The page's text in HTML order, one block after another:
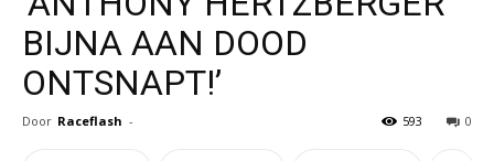
BIJNA AAN DOOD
ONTSNAPT!’
Door Raceflash - 0
593